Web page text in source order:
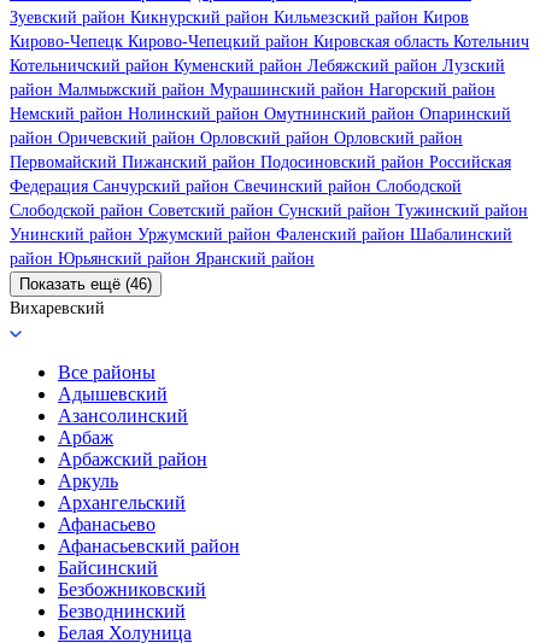
Зуевский район Кикнурский район Кильмезский район Киров
Кирово-Чепецк Кирово-Чепецкий район Кировская область Котельнич
Котельничский район Куменский район Лебяжский район Лузский
район Малмыжский район Мурашинский район Нагорский район
Немский район Нолинский район Омутнинский район Опаринский
район Оричевский район Орловский район Орловский район
Первомайский Пижанский район Подосиновский район Российская
Федерация Санчурский район Свечинский район Слободской
Слободской район Советский район Сунский район Тужинский район
Унинский район Уржумский район Фаленский район Шабалинский
район Юрьянский район Яранский район
Показать ещё (46)
Вихаревский
Все районы
Адышевский
Азансолинский
Арбаж
Арбажский район
Аркуль
Архангельский
Афанасьево
Афанасьевский район
Байсинский
Безбожниковский
Безводнинский
Белая Холуница